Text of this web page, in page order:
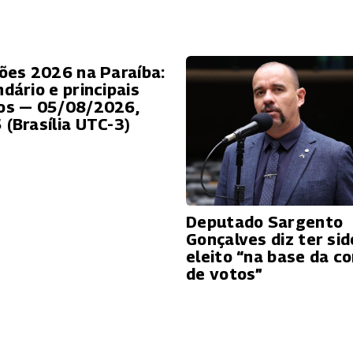
2026 na Paraíba:
e principais
— 05/08/2026,
(Brasília UTC-3)
Deputado Sargento
Gonçalves diz ter
eleito “na base da
de votos”